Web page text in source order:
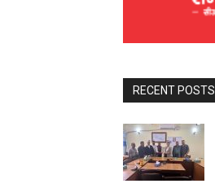
RECENT POSTS